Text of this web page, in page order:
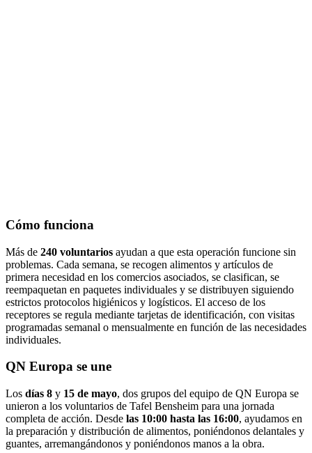
Cómo funciona
Más de 240 voluntarios ayudan a que esta operación funcione sin
problemas. Cada semana, se recogen alimentos y artículos de
primera necesidad en los comercios asociados, se clasifican, se
reempaquetan en paquetes individuales y se distribuyen siguiendo
estrictos protocolos higiénicos y logísticos. El acceso de los
receptores se regula mediante tarjetas de identificación, con visitas
programadas semanal o mensualmente en función de las necesidades
individuales.
QN Europa se une
Los días 8 y 15 de mayo, dos grupos del equipo de QN Europa se
unieron a los voluntarios de Tafel Bensheim para una jornada
completa de acción. Desde las 10:00 hasta las 16:00, ayudamos en
la preparación y distribución de alimentos, poniéndonos delantales y
guantes, arremangándonos y poniéndonos manos a la obra.